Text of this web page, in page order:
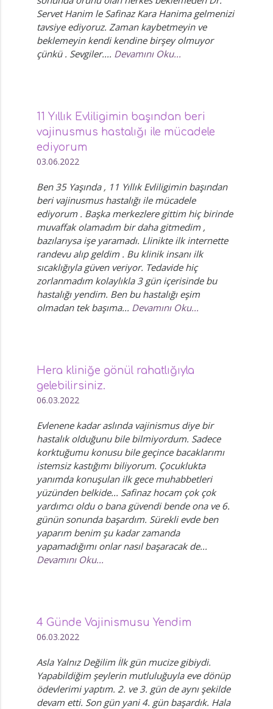
Servet Hanim le Safinaz Kara Hanima gelmenizi
tavsiye ediyoruz. Zaman kaybetmeyin ve
beklemeyin kendi kendine birşey olmuyor
çünkü . Sevgiler.... Devamını Oku...
11 Yıllık Evliligimin başından beri
vajinusmus hastalığı ile mücadele
ediyorum
03.06.2022
Ben 35 Yaşında , 11 Yıllık Evliligimin başından
beri vajinusmus hastalığı ile mücadele
ediyorum . Başka merkezlere gittim hiç birinde
muvaffak olamadım bir daha gitmedim ,
bazılarıysa işe yaramadı. Llinikte ilk internette
randevu alıp geldim . Bu klinik insanı ilk
sıcaklığıyla güven veriyor. Tedavide hiç
zorlanmadım kolaylıkla 3 gün içerisinde bu
hastalığı yendim. Ben bu hastalığı eşim
olmadan tek başıma... Devamını Oku...
Hera kliniğe gönül rahatlığıyla
gelebilirsiniz.
06.03.2022
Evlenene kadar aslında vajinismus diye bir
hastalık olduğunu bile bilmiyordum. Sadece
korktuğumu konusu bile geçince bacaklarımı
istemsiz kastığımı biliyorum. Çocuklukta
yanımda konuşulan ilk gece muhabbetleri
yüzünden belkide... Safinaz hocam çok çok
yardımcı oldu o bana güvendi bende ona ve 6.
günün sonunda başardım. Sürekli evde ben
yaparım benim şu kadar zamanda
yapamadığımı onlar nasıl başaracak de...
Devamını Oku...
4 Günde Vajinismusu Yendim
06.03.2022
Asla Yalnız Değilim İlk gün mucize gibiydi.
Yapabildiğim şeylerin mutluluğuyla eve dönüp
ödevlerimi yaptım. 2. ve 3. gün de aynı şekilde
devam etti. Son gün yani 4. gün başardık. Hala